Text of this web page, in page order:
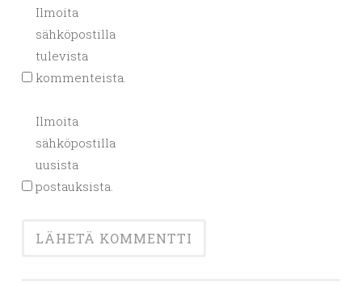
Ilmoita
sähköpostilla
tulevista
kommenteista.
Ilmoita
sähköpostilla
uusista
postauksista.